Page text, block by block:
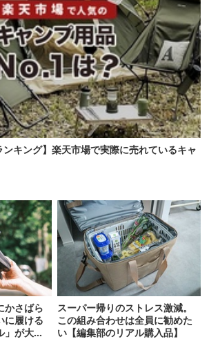
ンキング】楽天市場で実際に売れているキャ
かさばら
に履ける
」が大本
スーパー帰りのストレス激減。
この組み合わせは全員に勧めた
い【編集部のリアル購入品】